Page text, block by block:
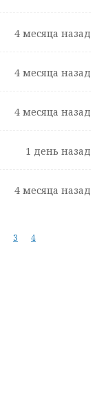
4 месяца назад
4 месяца назад
4 месяца назад
1 день назад
4 месяца назад
3
4